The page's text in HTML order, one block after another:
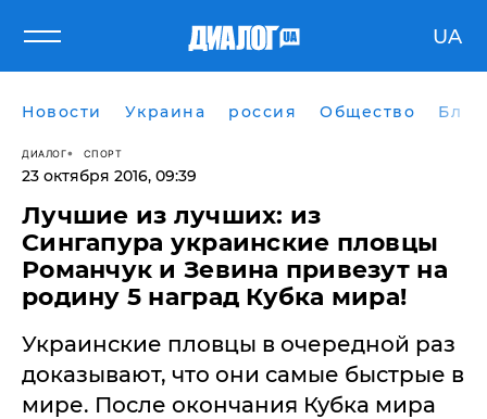
UA
Новости Украина россия Общество
ДИАЛОГ СПОРТ
23 октября 2016, 09:39
Лучшие из лучших: из
Сингапура украинские пловцы
Романчук и Зевина привезут на
родину 5 наград Кубка мира!
Украинские пловцы в очередной раз
доказывают, что они самые быстрые в
мире. После окончания Кубка мира